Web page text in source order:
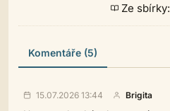
Ze sbírky:
Komentáře (5)
15.07.2026 13:44 Brigita